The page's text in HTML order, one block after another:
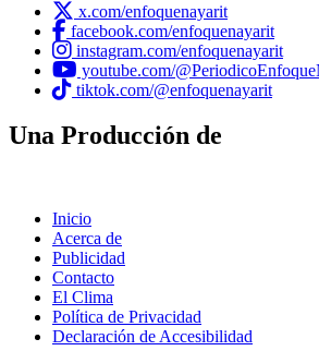
x.com/enfoquenayarit
facebook.com/enfoquenayarit
instagram.com/enfoquenayarit
youtube.com/
tiktok.com/@enfoquenayarit
Una Producción de
Inicio
Acerca de
Publicidad
Contacto
El Clima
Política de Privacidad
Declaración de Accesibilidad